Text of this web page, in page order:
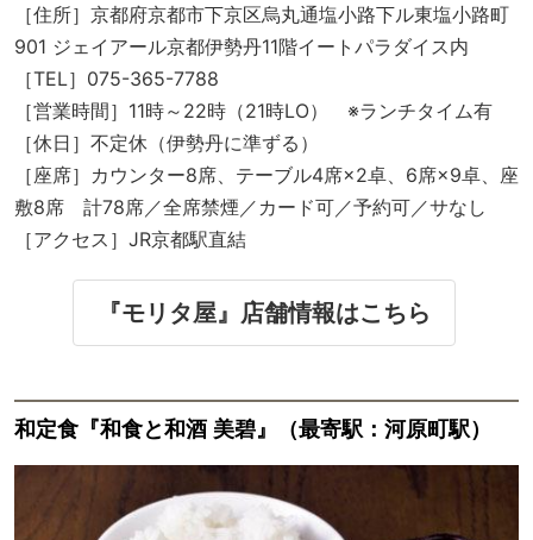
［住所］京都府京都市下京区烏丸通塩小路下ル東塩小路町
901 ジェイアール京都伊勢丹11階イートパラダイス内
［TEL］075-365-7788
［営業時間］11時～22時（21時LO） ※ランチタイム有
［休日］不定休（伊勢丹に準ずる）
［座席］カウンター8席、テーブル4席×2卓、6席×9卓、座
敷8席 計78席／全席禁煙／カード可／予約可／サなし
［アクセス］JR京都駅直結
『モリタ屋』店舗情報はこちら
和定食『和食と和酒 美碧』（最寄駅：河原町駅）